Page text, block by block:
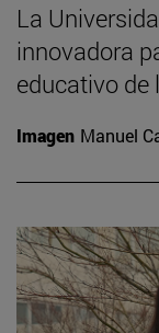
La
innovadora
educativo de
Imagen Manuel